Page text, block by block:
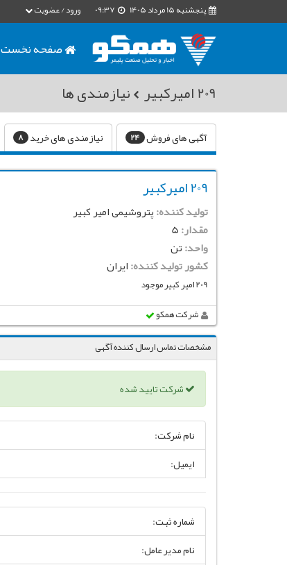
پنجشنبه 15 مرداد 1405 ورود / عضویت
صفحه نخست
209 امیرکبیر نیازمندی ها
آگهی های فروش 24 نیازمندی های خرید 8
209 امیرکبیر
تولید کننده:پتروشیمی امیر کبیر
مقدار:
واحد:تن
کشور تولید کننده:ایران
209 امیر کبیر موجود
شرکت همکو
مشخصات تماس ارسال کننده آگهی
شرکت تایید شده
نام شرکت:
ایمیل:
شماره ثبت:
نام مدیر عامل: